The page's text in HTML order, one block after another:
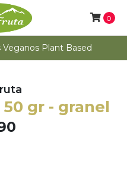
Plant Based
0
gr - granel